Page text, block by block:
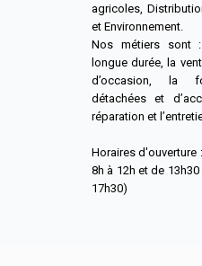
agricoles,
et Environnement.
Nos métiers sont
longue durée, la
d’occasion, la
détachées et
réparation et
Horaires d'ouverture
8h à 12h et de
17h30)